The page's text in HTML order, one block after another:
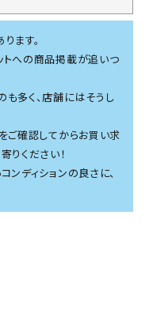
ます。
トへの商品掲載が追いつ
多く、店舗にはそうし
ご確認してからお買い求
りください！
ンディションの良さに、